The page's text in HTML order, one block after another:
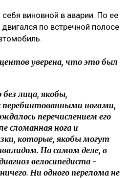
виновной в аварии. По ее
по встречной полосе
уверена, что это был
лица, якобы,
перебинтованными ногами,
перечислением его
сломанная нога и
которые, якобы могут
На самом деле, в
велосипедиста -
Ни одного перелома не